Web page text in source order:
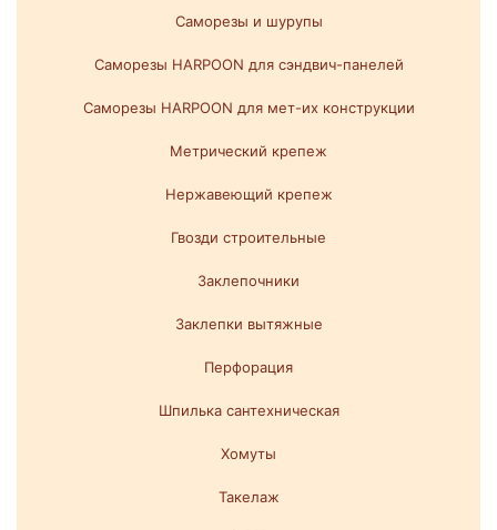
Саморезы и шурупы
Саморезы HARPOON для сэндвич-панелей
Саморезы HARPOON для мет-их конструкции
Метрический крепеж
Нержавеющий крепеж
Гвозди строительные
Заклепочники
Заклепки вытяжные
Перфорация
Шпилька сантехническая
Хомуты
Такелаж